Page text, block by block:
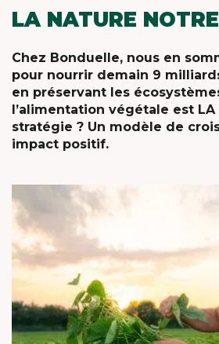
LA NATURE
Chez Bonduelle, nous en
pour nourrir demain 9
en préservant les
l’alimentation végétale est
stratégie ? Un modèle de
impact positif.